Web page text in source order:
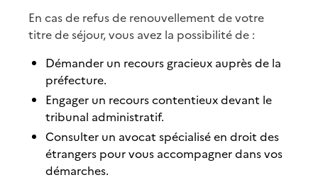
En cas de refus de renouvellement de votre
titre de séjour, vous avez la possibilité de :
Démander un recours gracieux auprès de la
préfecture.
Engager un recours contentieux devant le
tribunal administratif.
Consulter un avocat spécialisé en droit des
étrangers pour vous accompagner dans vos
démarches.